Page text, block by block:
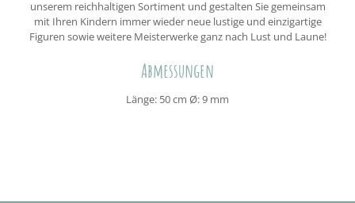
unserem reichhaltigen Sortiment und gestalten Sie gemeinsam
mit Ihren Kindern immer wieder neue lustige und einzigartige
Figuren sowie weitere Meisterwerke ganz nach Lust und Laune!
Abmessungen
Länge: 50 cm Ø: 9 mm